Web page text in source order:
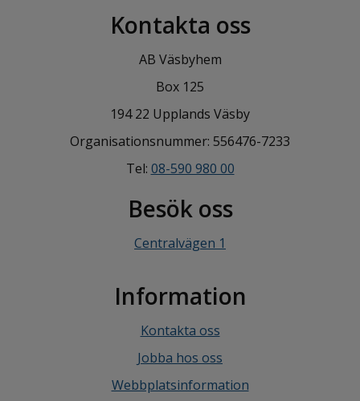
Kontakta oss
AB Väsbyhem
Box 125
194 22 Upplands Väsby
Organisationsnummer: 556476-7233
Tel: 08-590 980 00
Besök oss
Centralvägen 1
Information
Kontakta oss
Jobba hos oss
Webbplatsinformation